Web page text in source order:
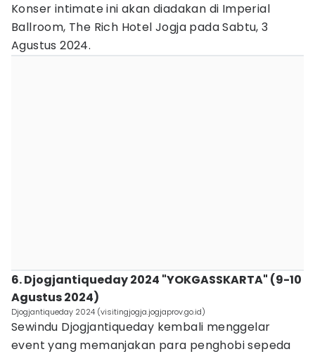
Konser intimate ini akan diadakan di Imperial
Ballroom, The Rich Hotel Jogja pada Sabtu, 3
Agustus 2024.
6. Djogjantiqueday 2024 "YOKGASSKARTA" (9-10
Agustus 2024)
Djogjantiqueday 2024 (visitingjogja.jogjaprov.go.id)
Sewindu Djogjantiqueday kembali menggelar
event yang memanjakan para penghobi sepeda